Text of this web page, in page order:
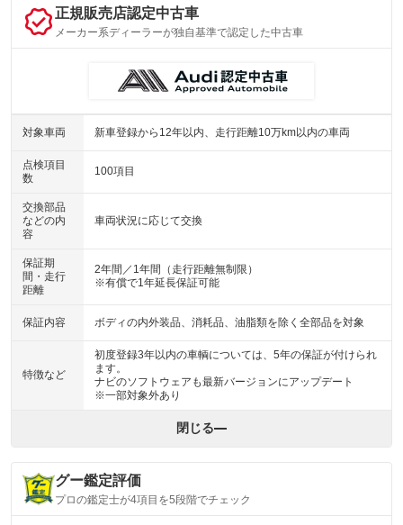
正規販売店認定中古車
メーカー系ディーラーが独自基準で認定した中古車
対象車両 新車登録から12年以内、走行距離10万km以内の車両
点検項目
数
100項目
交換部品
などの内
容
車両状況に応じて交換
保証期
間・走行
距離
2年間／1年間（走行距離無制限）
※有償で1年延長保証可能
保証内容 ボディの内外装品、消耗品、油脂類を除く全部品を対象
特徴など
初度登録3年以内の車輌については、5年の保証が付けられ
ます。
ナビのソフトウェアも最新バージョンにアップデート
※一部対象外あり
閉じる
グー鑑定評価
プロの鑑定士が4項目を5段階でチェック